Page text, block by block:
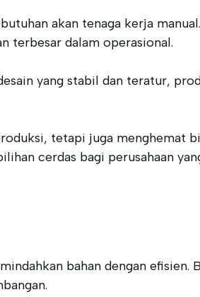
akan tenaga kerja
terbesar dalam operasional.
yang stabil dan teratur,
tetapi juga menghemat
cerdas bagi perusahaan
bahan dengan efisien.